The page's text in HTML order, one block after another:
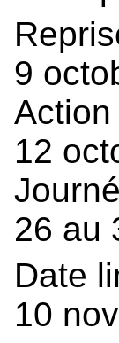
9
12
26 au
Date
10